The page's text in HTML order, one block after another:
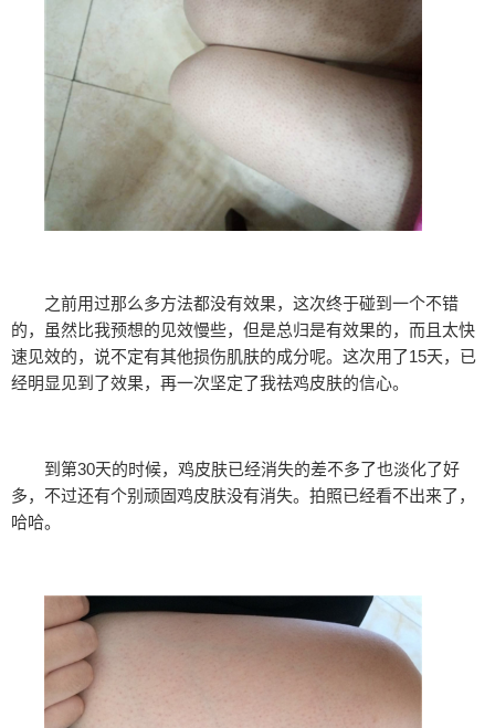
之前用过那么多方法都没有效果，这次终于碰到一个不错
的，虽然比我预想的见效慢些，但是总归是有效果的，而且太快
速见效的，说不定有其他损伤肌肤的成分呢。这次用了15天，已
经明显见到了效果，再一次坚定了我祛鸡皮肤的信心。
到第30天的时候，鸡皮肤已经消失的差不多了也淡化了好
多，不过还有个别顽固鸡皮肤没有消失。拍照已经看不出来了，
哈哈。